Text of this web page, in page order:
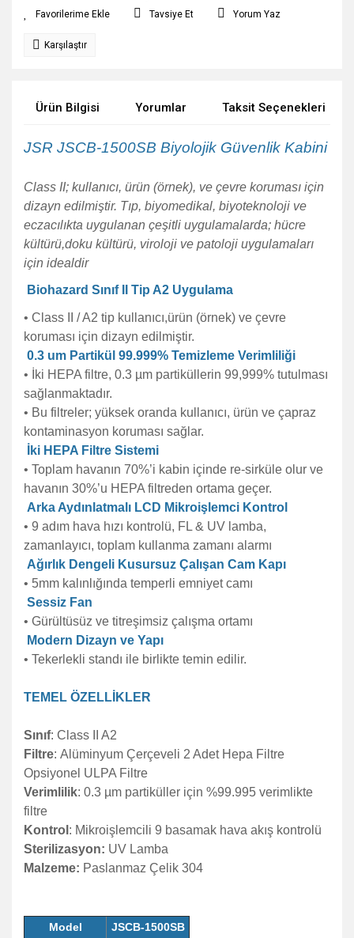
Tavsiye Et Yorum Yaz
Karşılaştır
Ürün Bilgisi Yorumlar Taksit Seçenekleri
JSR JSCB-1500SB Biyolojik Güvenlik Kabini
Class II; kullanıcı, ürün (örnek), ve çevre koruması için
dizayn edilmiştir. Tıp, biyomedikal, biyoteknoloji ve
eczacılıkta uygulanan çeşitli uygulamalarda; hücre
kültürü,doku kültürü, viroloji ve patoloji uygulamaları
için idealdir
Biohazard Sınıf II Tip A2 Uygulama
• Class II / A2 tip kullanıcı,ürün (örnek) ve çevre
koruması için dizayn edilmiştir.
0.3 um Partikül 99.999% Temizleme Verimliliği
• İki HEPA filtre, 0.3 µm partiküllerin 99,999% tutulması
sağlanmaktadır.
• Bu filtreler; yüksek oranda kullanıcı, ürün ve çapraz
kontaminasyon koruması sağlar.
İki HEPA Filtre Sistemi
• Toplam havanın 70%’i kabin içinde re-sirküle olur ve
havanın 30%’u HEPA filtreden ortama geçer.
Arka Aydınlatmalı LCD Mikroişlemci Kontrol
• 9 adım hava hızı kontrolü, FL & UV lamba,
zamanlayıcı, toplam kullanma zamanı alarmı
Ağırlık Dengeli Kusursuz Çalışan Cam Kapı
• 5mm kalınlığında temperli emniyet camı
Sessiz Fan
• Gürültüsüz ve titreşimsiz çalışma ortamı
Modern Dizayn ve Yapı
• Tekerlekli standı ile birlikte temin edilir.
TEMEL ÖZELLİKLER
Sınıf: Class II A2
Filtre: Alüminyum Çerçeveli 2 Adet Hepa Filtre
Opsiyonel ULPA Filtre
Verimlilik: 0.3 µm partiküller için %99.995 verimlikte
filtre
Kontrol : Mikroişlemcili 9 basamak hava akış kontrolü
Sterilizasyon: UV Lamba
Malzeme: Paslanmaz Çelik 304
Model JSCB-1500SB